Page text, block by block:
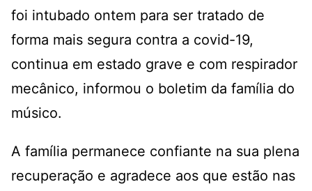
foi intubado ontem para ser tratado de
forma mais segura contra a covid-19,
continua em estado grave e com respirador
mecânico, informou o boletim da família do
músico.
A família permanece confiante na sua plena
recuperação e agradece aos que estão nas